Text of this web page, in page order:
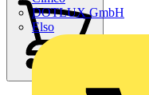
DOTLUX GmbH
Elso